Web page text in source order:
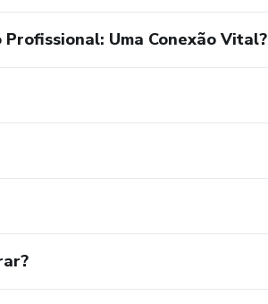
Uma Conexão Vital?